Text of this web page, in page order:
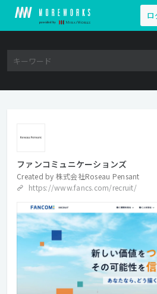
ロ
ファンコミュニケーションズ
Created by 株式会社Roseau Pensant
https://www.fancs.com/recruit/